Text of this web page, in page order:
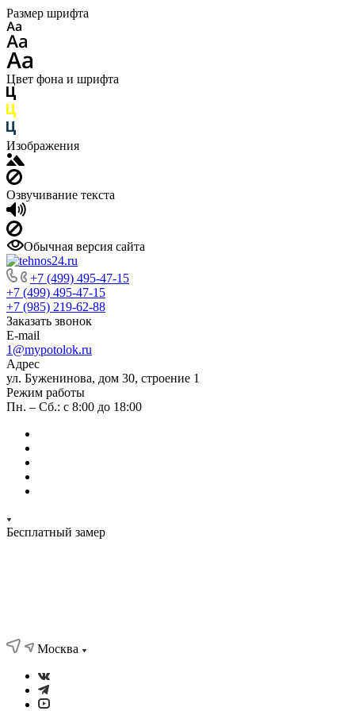
Размер шрифта
Цвет фона и шрифта
Изображения
Озвучивание текста
Обычная версия сайта
+7 (499) 495-47-15
+7 (499) 495-47-15
+7 (985) 219-62-88
Заказать звонок
E-mail
1@mypotolok.ru
Адрес
ул. Буженинова, дом 30, строение 1
Режим работы
Пн. – Сб.: с 8:00 до 18:00
Бесплатный замер
Москва